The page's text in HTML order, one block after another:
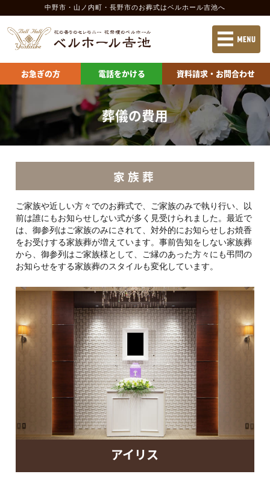
中野市・山ノ内町・長野市のお葬式はベルホール吉池へ
お急ぎの方 電話をかける 資料請求・お問合わせ
葬儀の費用
家族葬
ご家族や近しい方々でのお葬式で、ご家族のみで執り行い、以
前は誰にもお知らせしない式が多く見受けられました。最近で
は、御参列はご家族のみにされて、対外的にお知らせしお焼香
をお受けする家族葬が増えています。事前告知をしない家族葬
から、御参列はご家族様として、ご縁のあった方々にも弔問の
お知らせをする家族葬のスタイルも変化しています。
アイリス
お急ぎの方 電話をかける 資料請求
当社の特長 施設案内 中野市
葬儀の流れ 施設案内 長野市
葬儀の費用 供物の申込
ベルホール吉池 中野会館
ベルホール吉池 山ノ内会館
ベルハウス アスビーリビング
ベルハウスレストラン トゥーパパロミオ
ベルハウス稲田 アスビービアンカ